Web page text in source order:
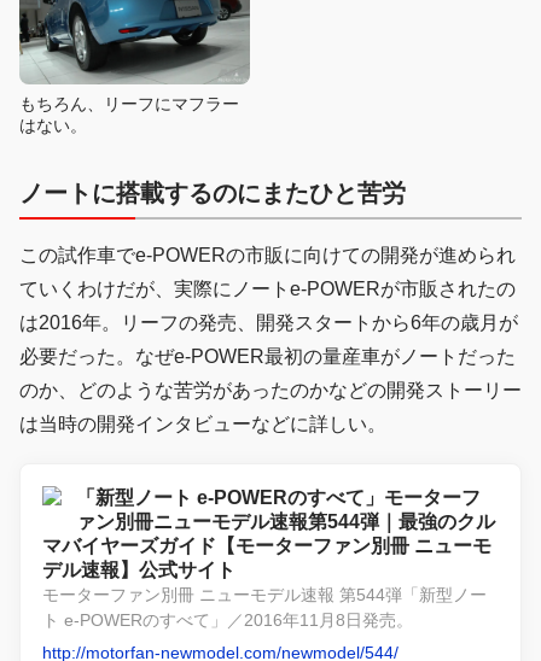
もちろん、リーフにマフラー
はない。
ノートに搭載するのにまたひと苦労
この試作車でe-POWERの市販に向けての開発が進められ
ていくわけだが、実際にノートe-POWERが市販されたの
は2016年。リーフの発売、開発スタートから6年の歳月が
必要だった。なぜe-POWER最初の量産車がノートだった
のか、どのような苦労があったのかなどの開発ストーリー
は当時の開発インタビューなどに詳しい。
「新型ノート e-POWERのすべて」モーターフ
ァン別冊ニューモデル速報第544弾｜最強のクル
マバイヤーズガイド【モーターファン別冊 ニューモ
デル速報】公式サイト
モーターファン別冊 ニューモデル速報 第544弾「新型ノー
ト e-POWERのすべて」／2016年11月8日発売。
http://motorfan-newmodel.com/newmodel/544/